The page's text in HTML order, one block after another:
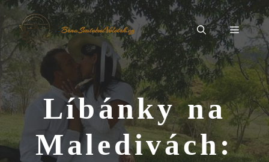
Přeskočit
na
obsah
BrnoSvatebníVeletrh.cz Menu
Líbánky na
Maledivách: